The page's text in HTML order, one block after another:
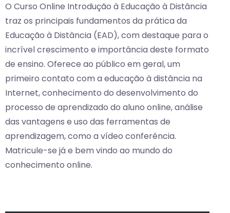
O Curso Online Introdução à Educação à Distância
traz os principais fundamentos da prática da
Educação à Distância (EAD), com destaque para o
incrível crescimento e importância deste formato
de ensino. Oferece ao público em geral, um
primeiro contato com a educação à distância na
Internet, conhecimento do desenvolvimento do
processo de aprendizado do aluno online, análise
das vantagens e uso das ferramentas de
aprendizagem, como a vídeo conferência.
Matricule-se já e bem vindo ao mundo do
conhecimento online.